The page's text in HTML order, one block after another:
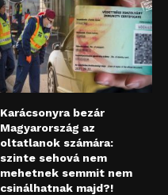
Karácsonyra bezár
Magyarország az
oltatlanok számára:
szinte sehová nem
mehetnek semmit nem
csinálhatnak majd?!